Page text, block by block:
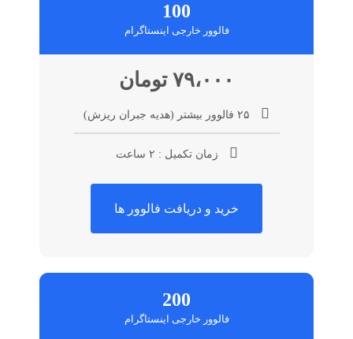
100
فالوور خارجی اینستاگرام
۷۹،۰۰۰ تومان
۲۵ فالوور بیشتر (هدیه جبران ریزش)
زمان تکمیل : ۲ ساعت
خرید و دریافت فالوور ها
200
فالوور خارجی اینستاگرام